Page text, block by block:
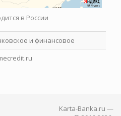
в России
и финансовое
Karta-Banka.ru —